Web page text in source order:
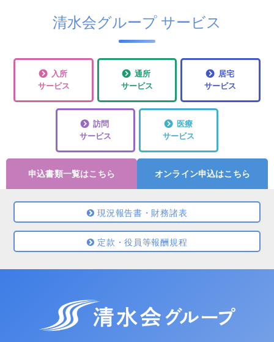
申込書類一覧はこちら オンライン申込はこちら
清水会グループ サービス
入所
サービス
通所
サービス
居宅
サービス
訪問
サービス
医療
サービス
現況報告書・財務諸表
定款・役員等報酬規程